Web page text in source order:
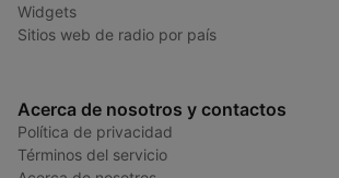
Widgets
Sitios web de radio por país
Acerca de nosotros y contactos
Política de privacidad
Términos del servicio